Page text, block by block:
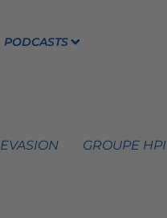
PODCASTS
GROUPE HPI